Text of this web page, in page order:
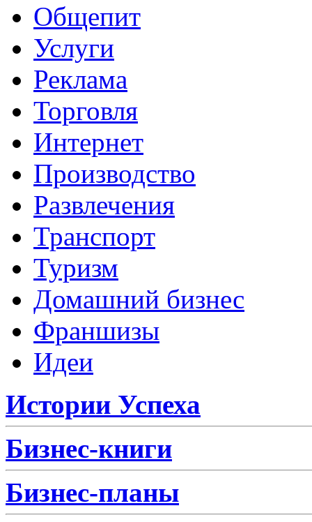
Общепит
Услуги
Реклама
Торговля
Интернет
Производство
Развлечения
Транспорт
Туризм
Домашний бизнес
Франшизы
Идеи
Истории Успеха
Бизнес-книги
Бизнес-планы